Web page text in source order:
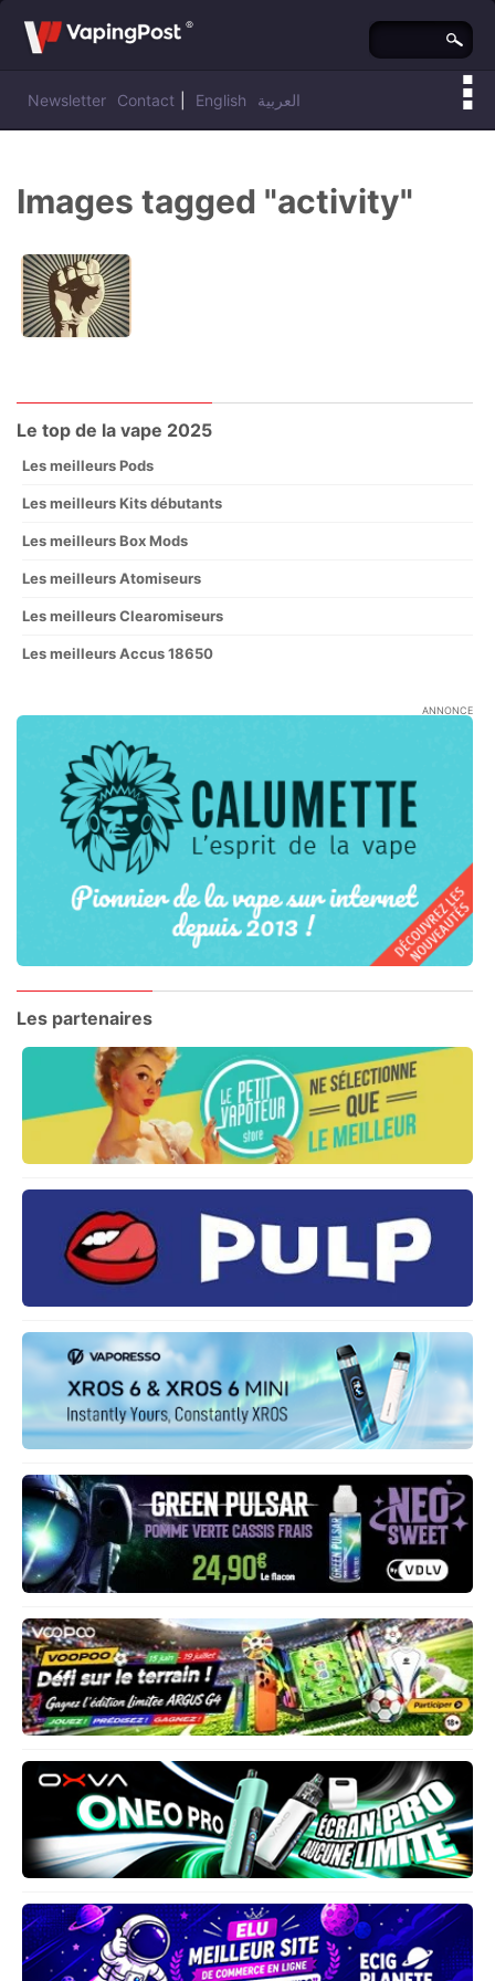
Newsletter Contact English العربية
Vous êtes ici :Vaping Post»
Images tagged "activity"
Le top de la vape 2025
Les meilleurs Pods
Les meilleurs Kits débutants
Les meilleurs Box Mods
Les meilleurs Atomiseurs
Les meilleurs Clearomiseurs
Les meilleurs Accus 18650
ANNONCE
Les partenaires